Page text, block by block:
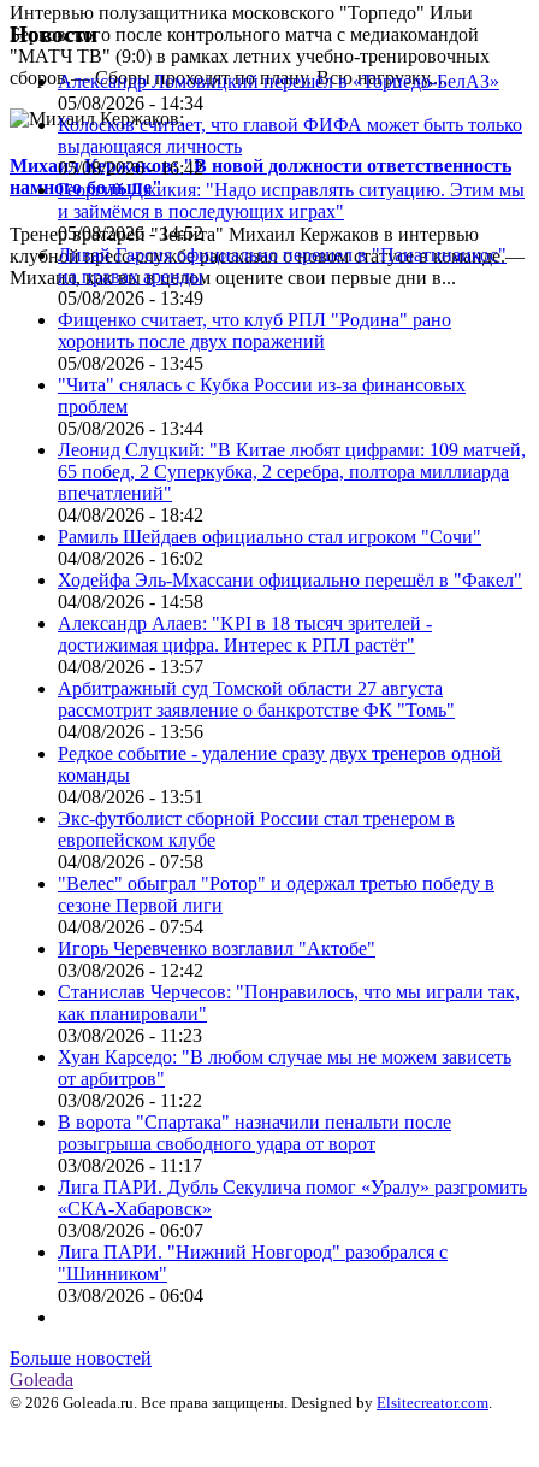
Интервью полузащитника московского "Торпедо" Ильи
Берковского после контрольного матча с медиакомандой
"МАТЧ ТВ" (9:0) в рамках летних учебно-тренировочных
сборов.— Сборы проходят по плану. Всю нагрузку,...
Михаил Кержаков: "В новой должности ответственность
намного больше"
Тренер вратарей "Зенита" Михаил Кержаков в интервью
клубной пресс-службе рассказал о новом статусе в команде.—
Михаил, как вы в целом оцените свои первые дни в...
Новости
Александр Ломовицкий перешёл в «Торпедо-БелАЗ»
05/08/2026 - 14:34
Колосков считает, что главой ФИФА может быть только
выдающаяся личность
05/08/2026 - 16:42
Георгий Джикия: "Надо исправлять ситуацию. Этим мы
и займёмся в последующих играх"
05/08/2026 - 14:52
Ливай Гарсия официально перешел в "Панатинаикос"
на правах аренды
05/08/2026 - 13:49
Фищенко считает, что клуб РПЛ "Родина" рано
хоронить после двух поражений
05/08/2026 - 13:45
"Чита" снялась с Кубка России из-за финансовых
проблем
05/08/2026 - 13:44
Леонид Слуцкий: "В Китае любят цифрами: 109 матчей,
65 побед, 2 Суперкубка, 2 серебра, полтора миллиарда
впечатлений"
04/08/2026 - 18:42
Рамиль Шейдаев официально стал игроком "Сочи"
04/08/2026 - 16:02
Ходейфа Эль-Мхассани официально перешёл в "Факел"
04/08/2026 - 14:58
Александр Алаев: "KPI в 18 тысяч зрителей -
достижимая цифра. Интерес к РПЛ растёт"
04/08/2026 - 13:57
Арбитражный суд Томской области 27 августа
рассмотрит заявление о банкротстве ФК "Томь"
04/08/2026 - 13:56
Редкое событие - удаление сразу двух тренеров одной
команды
04/08/2026 - 13:51
Экс-футболист сборной России стал тренером в
европейском клубе
04/08/2026 - 07:58
"Велес" обыграл "Ротор" и одержал третью победу в
сезоне Первой лиги
04/08/2026 - 07:54
Игорь Черевченко возглавил "Актобе"
03/08/2026 - 12:42
Станислав Черчесов: "Понравилось, что мы играли так,
как планировали"
03/08/2026 - 11:23
Хуан Карседо: "В любом случае мы не можем зависеть
от арбитров"
03/08/2026 - 11:22
В ворота "Спартака" назначили пенальти после
розыгрыша свободного удара от ворот
03/08/2026 - 11:17
Лига ПАРИ. Дубль Секулича помог «Уралу» разгромить
«СКА-Хабаровск»
03/08/2026 - 06:07
Лига ПАРИ. "Нижний Новгород" разобрался с
"Шинником"
03/08/2026 - 06:04
Больше новостей
Goleada
© 2026 Goleada.ru. Все права защищены. Designed by Elsitecreator.com